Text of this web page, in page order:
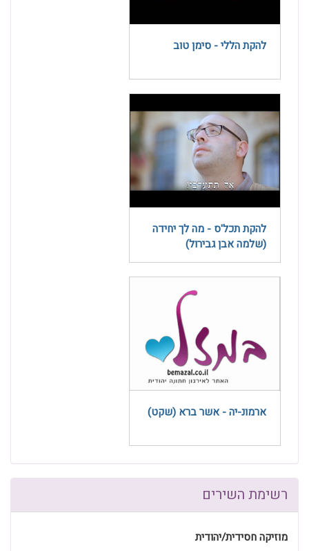
להקת הללי - סימן טוב
להקת תכל'ס - מה לך יחידה
(שלמה אבן גבירול)
ארמונ-יה - אשר ברא (שקט)
רשימת השירים
מוזיקה חסידית/יהודית